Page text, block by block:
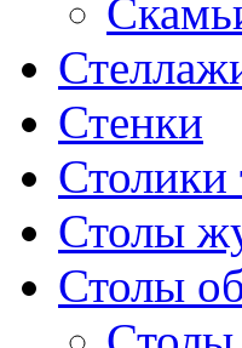
Стенки
Столики
Столы
Столы